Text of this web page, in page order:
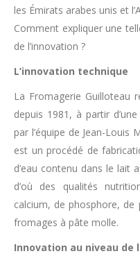
les Émirats arabes unis et
Comment expliquer une
de l’innovation ?
L’innovation technique
La Fromagerie Guilloteau
depuis 1981, à partir
par l’équipe de Jean-Louis
est un procédé de
d’eau contenu dans le lait
d’où des qualités
calcium, de phosphore, de
fromages à pâte molle.
Innovation au niveau de